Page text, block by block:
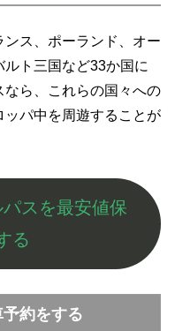
ス、ポーランド、オー
ト三国など33か国に
ら、これらの国々への
パ中を周遊することが
スを最安値保
る
約をする